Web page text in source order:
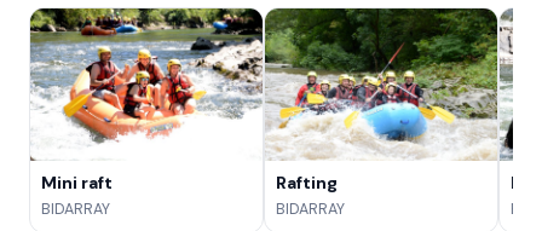
Mini raft
BIDARRAY
Rafting
BIDARRAY